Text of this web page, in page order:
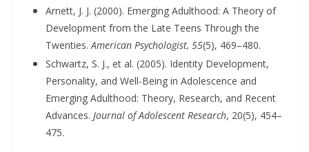
Arnett, J. J. (2000). Emerging Adulthood: A Theory of
Development from the Late Teens Through the
Twenties.American Psychologist, 55(5), 469–480.
Schwartz, S. J., et al. (2005). Identity Development,
Personality, and Well-Being in Adolescence and
Emerging Adulthood: Theory, Research, and Recent
Advances. Journal of Adolescent Research, 20(5), 454–
475.